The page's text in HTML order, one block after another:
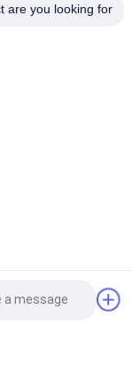
موثوقة وفعالة
فارز لون
you looking for?